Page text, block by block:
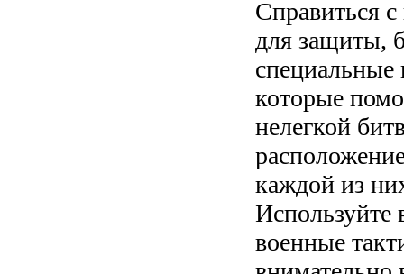
Справиться
для защиты,
которые
нелегкой
каждой из
Используйте
военные